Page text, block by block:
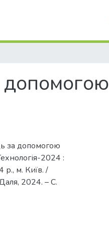
допомогою
за допомогою
2024 :
р., м. Київ. /
2024. – С.